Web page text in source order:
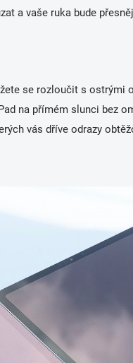
a vaše ruka bude
se rozloučit s ostrými
na přímém slunci bez
vás dříve odrazy